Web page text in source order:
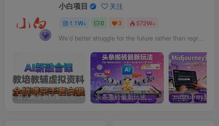
小白项目 关注
1.1W+ 0 3 572W+
We’d better struggle for the future rather than regret for the past.
育儿教学教培新玩法，AI生成教学视频，市场大，操作简单，变现天花板非常高 头条搬砖最新玩法，文章+视频用AI全搞定，一天5张+不是问题，每天只需10分钟